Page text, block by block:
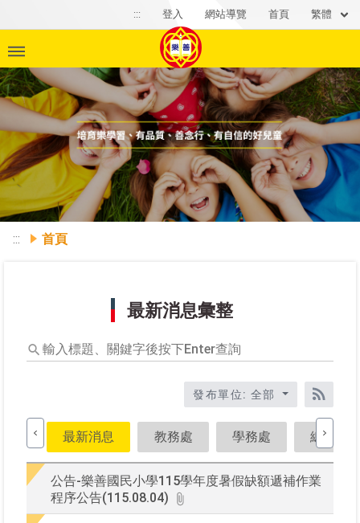
::: 登入 網站導覽 首頁 繁體
Previous
::: 首頁
最新消息彙整
入
關
字
後
發布單位: 全部
RSS訂
最新消息 教務處 學務處 總務處
公告-樂善國民小學115學年度暑假缺額遞補作業
程序公告(115.08.04)